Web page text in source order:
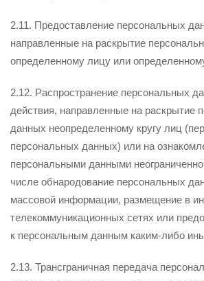
2.11. Предоставление персональных
направленные на раскрытие
определенному лицу или
2.12. Распространение персональных
действия, направленные на раскрытие
данных неопределенному кругу лиц
персональных данных) или на
персональными данными
числе обнародование персональных
массовой информации, размещение в
телекоммуникационных сетях или
к персональным данным каким-либо
2.13. Трансграничная передача